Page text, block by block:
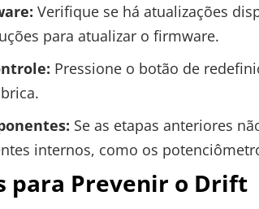
Verifique se há atualizações
para atualizar o firmware.
Pressione o botão de
Se as etapas anteriores
internos, como os
para Prevenir o Drift